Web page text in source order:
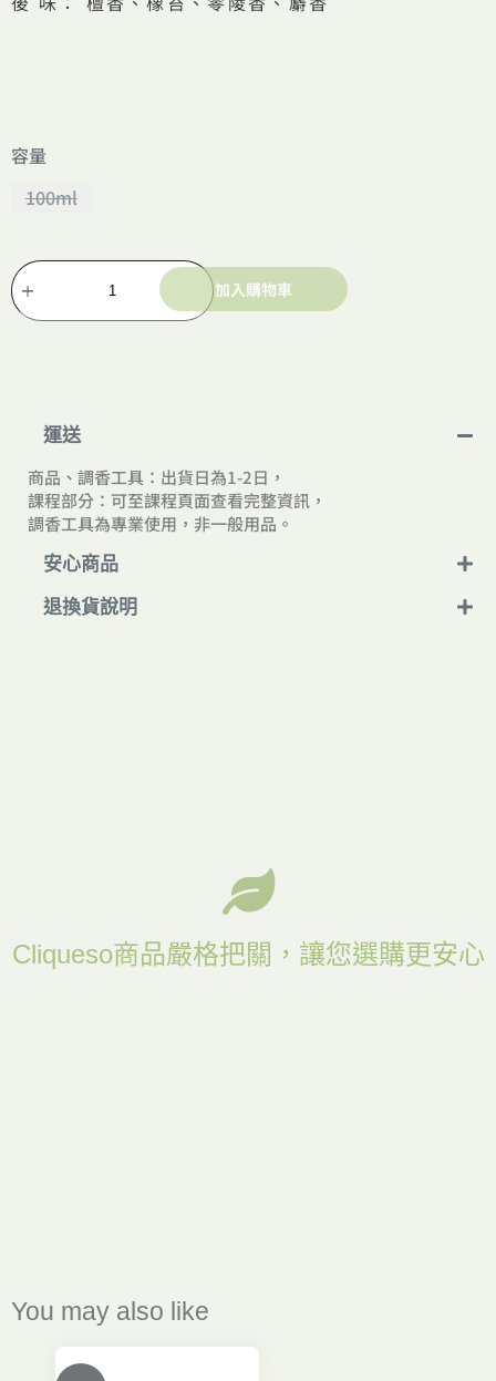
容量
100ml
加入購物車
運送
商品、調香工具：出貨日為1-2日，
課程部分：可至課程頁面查看完整資訊，
調香工具為專業使用，非一般用品。
安心商品
退換貨說明
Cliqueso商品嚴格把關，讓您選購更安心
You may also like